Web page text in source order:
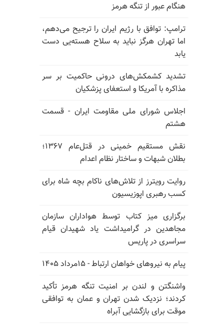
هنگام عبور از تنگه هرمز
ترامپ: توافق با رژیم ایران را ترجیح می‌دهم،
اما تهران هرگز نباید به سلاح هسته‌یی دست
یابد
تشدید کشمکش‌های درونی حاکمیت بر سر
مذاکره با آمریکا و استعفای پزشکیان
اجلاس شورای ملی مقاومت ایران - قسمت
هشتم
نقش مستقیم خمینی در قتل‌عام ۱۳۶۷؛
بطلان شبهات و ساختار نظام اعدام
روایت رویترز از تلاش‌های ناکام بچه شاه برای
کسب رهبری اپوزیسیون
برگزاری میز کتاب توسط هواداران سازمان
مجاهدین در گرامیداشت یاد شهیدان قیام
سراسری در پاریس
پیام به نیروهای خواهان ارتباط - ۱۵مرداد ۱۴۰۵
واشنگتن و لندن بر امنیت تنگه هرمز تأکید
کردند؛ نزدیک شدن تهران و عمان به توافقی
موقت برای بازگشایی آبراه